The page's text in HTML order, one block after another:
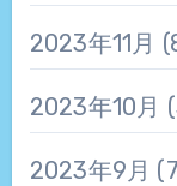
2023年11月
2023年10月
2023年9月